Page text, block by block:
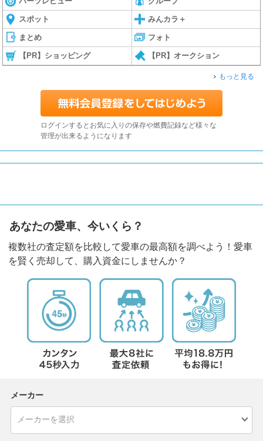
スポット みんカラ＋
まとめ フォト
【PR】ショッピング 【PR】オークション
もっと見る
ログインするとお気に入りの保存や燃費記録など様々な
管理が出来るようになります
あなたの愛車、今いくら？
複数社の査定額を比較して愛車の最高額を調べよう！愛車
を賢く売却して、購入資金にしませんか？
メーカー